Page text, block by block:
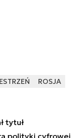
ROSJA
tytuł